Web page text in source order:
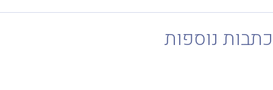
נוספות